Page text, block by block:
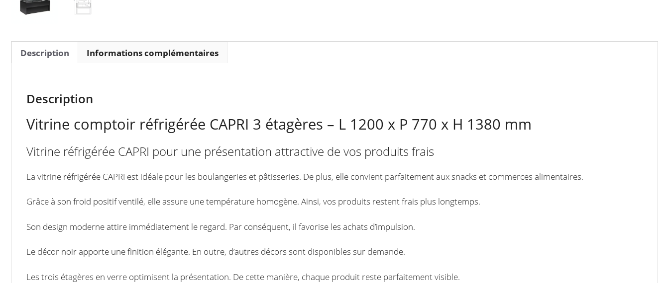
mm
Description Informations complémentaires
Description
Vitrine comptoir réfrigérée CAPRI 3 étagères – L 1200 x P 770 x H 1380 mm
Vitrine réfrigérée CAPRI pour une présentation attractive de vos produits frais
La vitrine réfrigérée CAPRI est idéale pour les boulangeries et pâtisseries. De plus, elle convient parfaitement aux snacks et commerces alimentaires.
Grâce à son froid positif ventilé, elle assure une température homogène. Ainsi, vos produits restent frais plus longtemps.
Son design moderne attire immédiatement le regard. Par conséquent, il favorise les achats d’impulsion.
Le décor noir apporte une finition élégante. En outre, d’autres décors sont disponibles sur demande.
Les trois étagères en verre optimisent la présentation. De cette manière, chaque produit reste parfaitement visible.